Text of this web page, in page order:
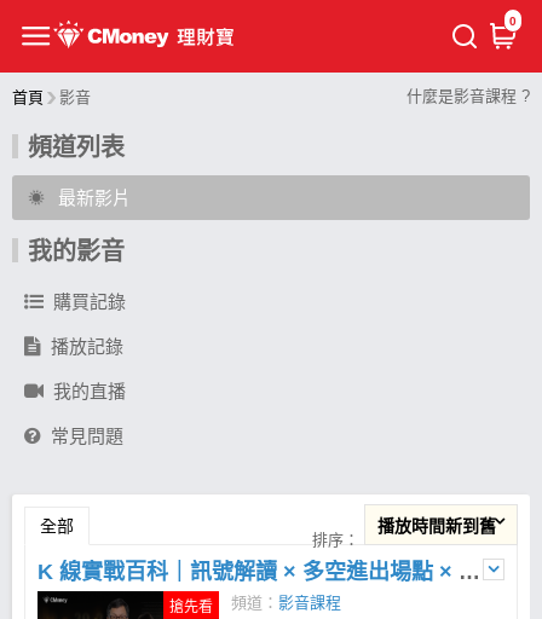
0
首頁 影音 什麼是影音課程 ?
頻道列表
最新影片
我的影音
購買記錄
播放記錄
我的直播
常見問題
排序：
播放時間新到舊
全部
搶先看
K 線實戰百科｜訊號解讀 × 多空進出場點 × 操盤戰法
頻道： 影音課程